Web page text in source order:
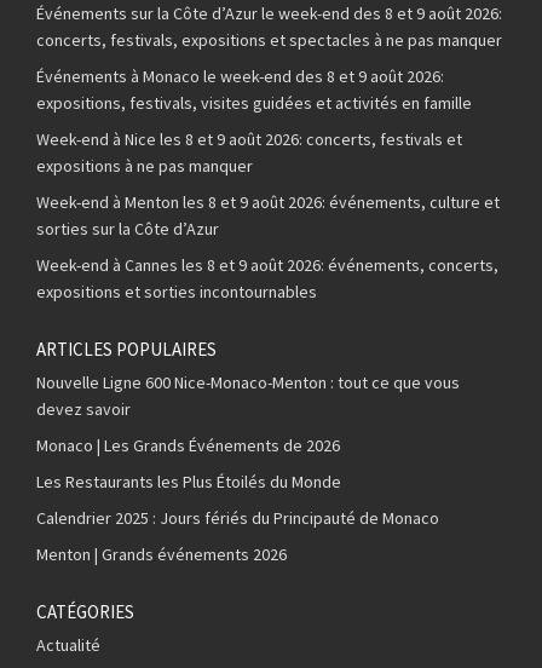
Événements sur la Côte d’Azur le week-end des 8 et 9 août 2026:
concerts, festivals, expositions et spectacles à ne pas manquer
Événements à Monaco le week-end des 8 et 9 août 2026:
expositions, festivals, visites guidées et activités en famille
Week-end à Nice les 8 et 9 août 2026: concerts, festivals et
expositions à ne pas manquer
Week-end à Menton les 8 et 9 août 2026: événements, culture et
sorties sur la Côte d’Azur
Week-end à Cannes les 8 et 9 août 2026: événements, concerts,
expositions et sorties incontournables
ARTICLES POPULAIRES
Nouvelle Ligne 600 Nice-Monaco-Menton : tout ce que vous
devez savoir
Monaco | Les Grands Événements de 2026
Les Restaurants les Plus Étoilés du Monde
Calendrier 2025 : Jours fériés du Principauté de Monaco
Menton | Grands événements 2026
CATÉGORIES
Actualité